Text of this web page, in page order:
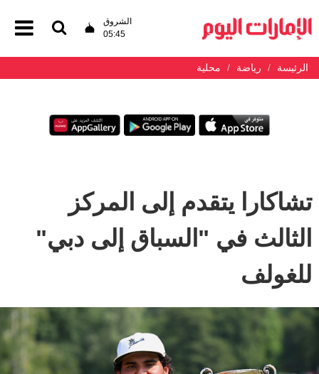
الشروق
05:45
الرئيسة رياضة محلية
تشاكارا يتقدم إلى المركز
الثالث في "السباق إلى دبي"
للغولف